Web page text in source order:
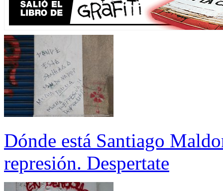
Dónde está Santiago
represión. Despertate